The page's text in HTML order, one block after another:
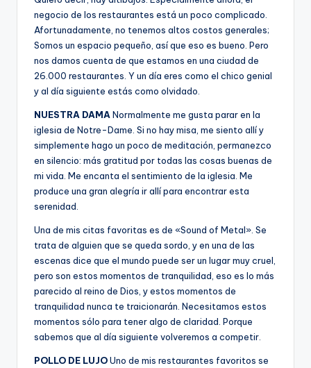
negocio de los restaurantes está un poco complicado.
Afortunadamente, no tenemos altos costos generales;
Somos un espacio pequeño, así que eso es bueno. Pero
nos damos cuenta de que estamos en una ciudad de
26.000 restaurantes. Y un día eres como el chico genial
y al día siguiente estás como olvidado.
NUESTRA DAMA Normalmente me gusta parar en la
iglesia de Notre-Dame. Si no hay misa, me siento allí y
simplemente hago un poco de meditación, permanezco
en silencio: más gratitud por todas las cosas buenas de
mi vida. Me encanta el sentimiento de la iglesia. Me
produce una gran alegría ir allí para encontrar esta
serenidad.
Una de mis citas favoritas es de «Sound of Metal». Se
trata de alguien que se queda sordo, y en una de las
escenas dice que el mundo puede ser un lugar muy cruel,
pero son estos momentos de tranquilidad, eso es lo más
parecido al reino de Dios, y estos momentos de
tranquilidad nunca te traicionarán. Necesitamos estos
momentos sólo para tener algo de claridad. Porque
sabemos que al día siguiente volveremos a competir.
POLLO DE LUJOUno de mis restaurantes favoritos se